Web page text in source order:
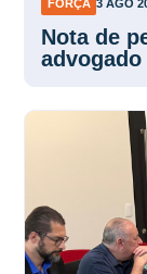
FORÇA 3 AGO
Nota de